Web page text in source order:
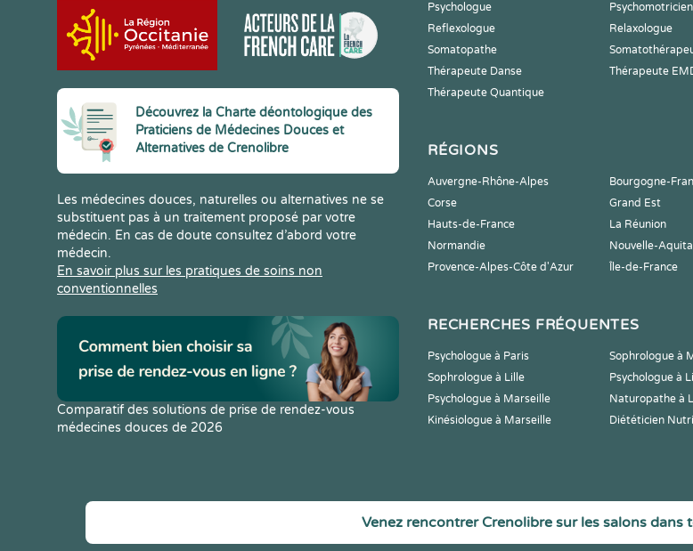
Découvrez la Charte déontologique des
Praticiens de Médecines Douces et
Alternatives de Crenolibre
Les médecines douces, naturelles ou alternatives ne se
substituent pas à un traitement proposé par votre
médecin. En cas de doute consultez d’abord votre
médecin.
En savoir plus sur les pratiques de soins non
conventionnelles
Comparatif des solutions de prise de rendez-vous
médecines douces de 2026
Psychologue
Psychomotricien
Reflexologue
Relaxologue
Somatopathe
Thérapeute Danse
Thérapeute
Thérapeute Quantique
RÉGIONS
Auvergne-Rhône-Alpes Bourgogne-
Corse
Grand Est
Hauts-de-France
La Réunion
Normandie
Nouvelle-
Provence-Alpes-Côte d'Azur
Île-de-France
RECHERCHES FRÉQUENTES
Psychologue à Paris Sophrologue à
Sophrologue à Lille
Psychologue à
Psychologue à Marseille
Naturopathe à
Kinésiologue à Marseille
Diététicien
Venez rencontrer Crenolibre sur les salons dans